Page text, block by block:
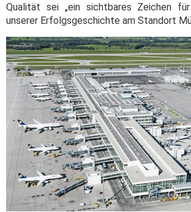
Qualität sei „ein sichtbares Zeichen
unserer Erfolgsgeschichte am Standort